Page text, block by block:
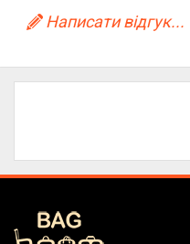
Написати відгук...